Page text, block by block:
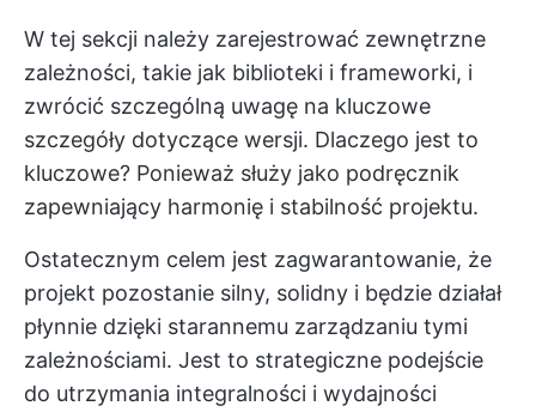
W tej sekcji należy zarejestrować zewnętrzne
zależności, takie jak biblioteki i frameworki, i
zwrócić szczególną uwagę na kluczowe
szczegóły dotyczące wersji. Dlaczego jest to
kluczowe? Ponieważ służy jako podręcznik
zapewniający harmonię i stabilność projektu.
Ostatecznym celem jest zagwarantowanie, że
projekt pozostanie silny, solidny i będzie działał
płynnie dzięki starannemu zarządzaniu tymi
zależnościami. Jest to strategiczne podejście
do utrzymania integralności i wydajności